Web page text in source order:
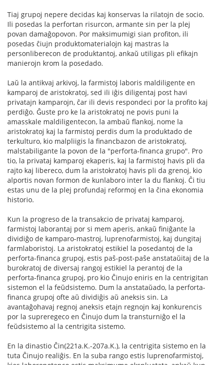
Tiaj grupoj nepere decidas kaj konservas la rilatojn de socio.
Ili posedas la perfortan risurcon, armante sin per la plej
povan damaĝopovon. Por maksimumigi sian profiton, ili
posedas ĉiujn produktomaterialojn kaj mastras la
personliberecon de produktantoj, ankaŭ utiligas pli efikajn
manierojn krom la posedado.
Laŭ la antikvaj arkivoj, la farmistoj laboris maldiligente en
kamparoj de aristokratoj, sed ili iĝis diligentaj post havi
privatajn kamparojn, ĉar ili devis respondeci por la profito kaj
perdiĝo. Ĝuste pro ke la aristokratoj ne povis puni la
amasskale maldiligentecon, la ambaŭ flankoj, nome la
aristokratoj kaj la farmistoj perdis dum la produktado de
terkulturo, kio malpliigis la financbazon de aristokratoj,
malstabiligante la povon de la "perforta-financa grupo". Pro
tio, la privataj kamparoj ekaperis, kaj la farmistoj havis pli da
rajto kaj libereco, dum la aristokratoj havis pli da grenoj, kio
alportis novan formon de kunlaboro inter la du flankoj. Ĉi tiu
estas unu de la plej profundaj reformoj en la ĉina ekonomia
historio.
Kun la progreso de la transakcio de privataj kamparoj,
farmistoj laborantaj por si mem aperis, ankaŭ finiĝante la
dividiĝo de kamparo-mastroj, luprenofarmistoj, kaj dungitaj
farmlaboristoj. La aristokratoj estikiel la posedantoj de la
perforta-financa grupoj, estis paŝ-post-paŝe anstataŭitaj de la
burokratoj de diversaj rangoj estikiel la perantoj de la
perforta-financa grupoj, pro kio Ĉinujo eniris en la centrigitan
sistemon el la feŭdsistemo. Dum la anstataŭado, la perforta-
financa grupoj ofte aŭ dividiĝis aŭ aneksis sin. La
avantaĝohavaj regnoj aneksis etajn regnojn kaj konkurencis
por la supreregeco en Ĉinujo dum la transturniĝo el la
feŭdsistemo al la centrigita sistemo.
En la dinastio Ĉin(221a.K.-207a.K.), la centrigita sistemo en la
tuta Ĉinujo realiĝis. En la suba rango estis luprenofarmistoj,